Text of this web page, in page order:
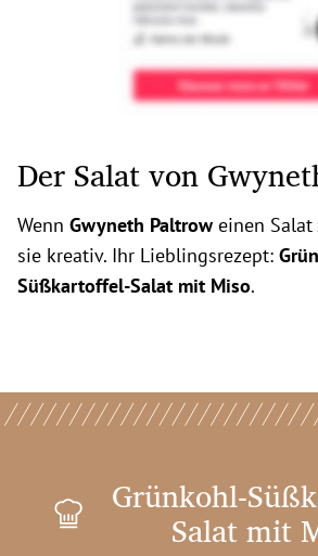
Der Salat von
Wenn Gwyneth Paltrow einen
sie kreativ. Ihr Lieblingsrezept:
Süßkartoffel-Salat mit Miso.
Grünkohl-
Salat mit